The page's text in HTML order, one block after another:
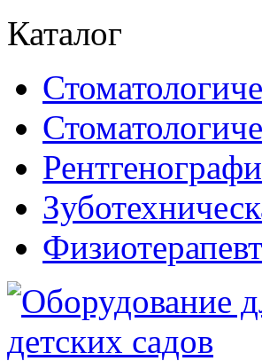
Каталог